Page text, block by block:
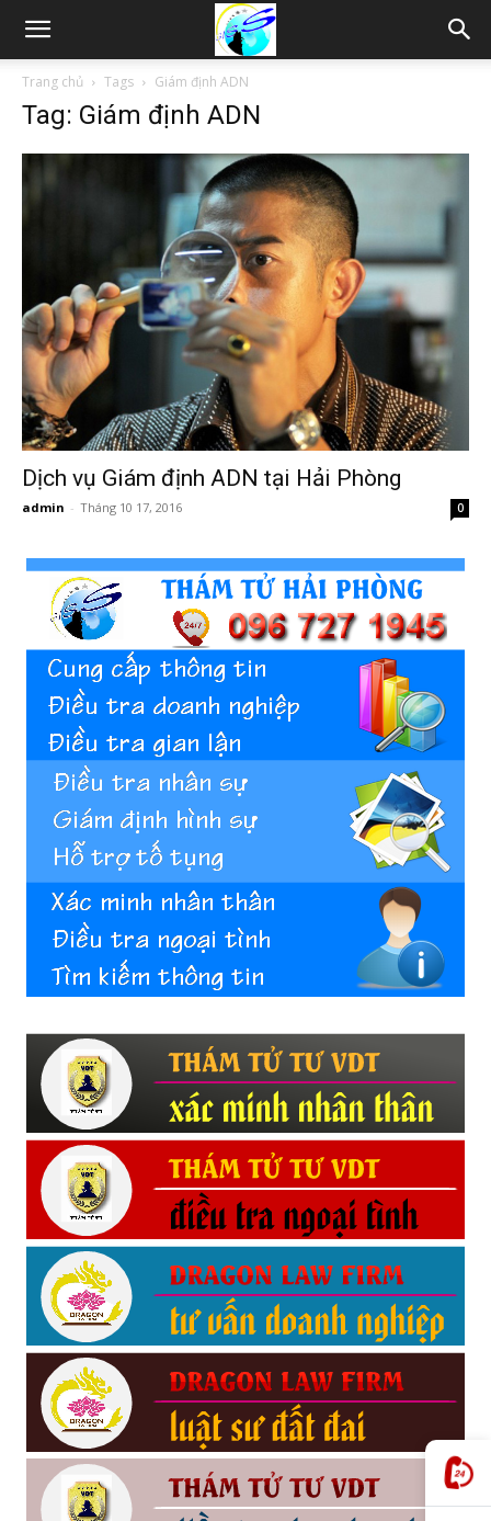
Thám
Hải
Phòng,
Tham
Phong,
phòng,
giss
Trang chủ Tags Giám định ADN
Tag: Giám định ADN
Dịch vụ Giám định ADN tại Hải Phòng
admin - Tháng 10 17, 2016 0